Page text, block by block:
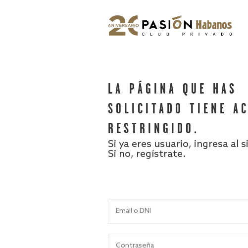
LA PÁGINA QUE HAS
SOLICITADO TIENE
RESTRINGIDO.
Si ya eres usuario, ingresa al
Si no, regístrate.